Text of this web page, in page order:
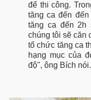
để thi công.
tăng ca đến
tăng ca đến 2h
chúng tôi sẽ căn
tổ chức tăng ca
hạng mục của
độ", ông Bích nói.